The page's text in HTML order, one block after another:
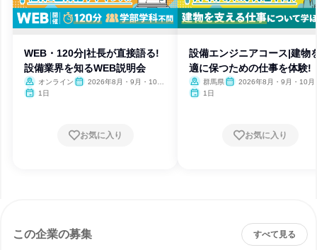
WEB・120分|社長が直接語る!
設備業界を知るWEB説明会
オンライン
2026年8月・9月・10
1日
お気に入り
設備エンジニアコース|建物
適に保つための仕事を体験!
群馬県
2026年8月・9月・10月
1日
お気に入り
この企業の募集 すべて見る